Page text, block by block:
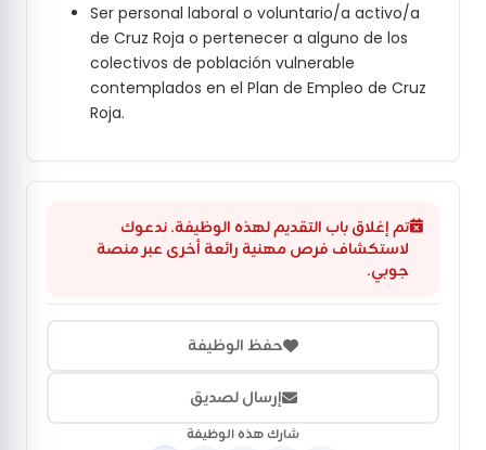
تم إغلاق باب التقديم لهذه الوظيفة. ندعوك
لاستكشاف فرص مهنية رائعة أخرى عبر منصة
جوبي.
حفظ الوظيفة
إرسال لصديق
شارك هذه الوظيفة
Ser personal laboral o voluntario/a activo/a
de Cruz Roja o pertenecer a alguno de los
colectivos de población vulnerable
contemplados en el Plan de Empleo de Cruz
Roja.